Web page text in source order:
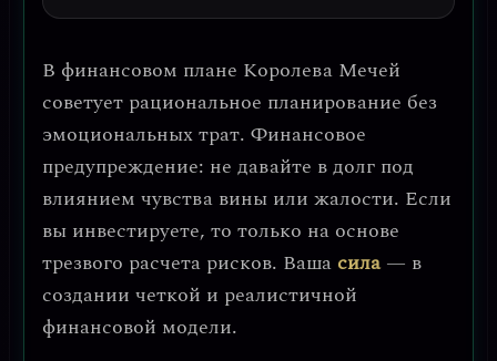
В финансовом плане Королева Мечей
советует рациональное планирование без
эмоциональных трат. Финансовое
предупреждение: не давайте в долг под
влиянием чувства вины или жалости. Если
вы инвестируете, то только на основе
трезвого расчета рисков. Ваша сила— в
создании четкой и реалистичной
финансовой модели.